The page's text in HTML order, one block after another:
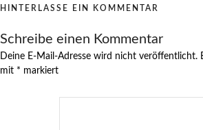
HINTERLASSE EIN KOMMENTAR
Schreibe einen Kommentar
Deine E-Mail-Adresse wird nicht veröffentlicht.
mit * markiert